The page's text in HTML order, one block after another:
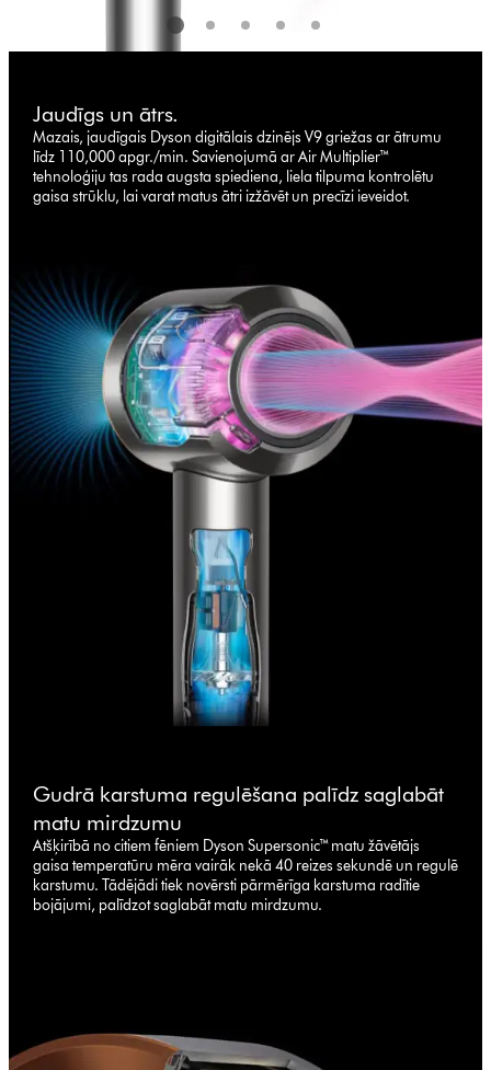
Jaudīgs un ātrs.
Mazais, jaudīgais Dyson digitālais dzinējs V9 griežas ar ātrumu
līdz 110,000 apgr./min. Savienojumā ar Air Multiplier™
tehnoloģiju tas rada augsta spiediena, liela tilpuma kontrolētu
gaisa strūklu, lai varat matus ātri izžāvēt un precīzi ieveidot.
Gudrā karstuma regulēšana palīdz saglabāt
matu mirdzumu
Atšķirībā no citiem fēniem Dyson Supersonic™ matu žāvētājs
gaisa temperatūru mēra vairāk nekā 40 reizes sekundē un regulē
karstumu. Tādējādi tiek novērsti pārmērīga karstuma radītie
bojājumi, palīdzot saglabāt matu mirdzumu.